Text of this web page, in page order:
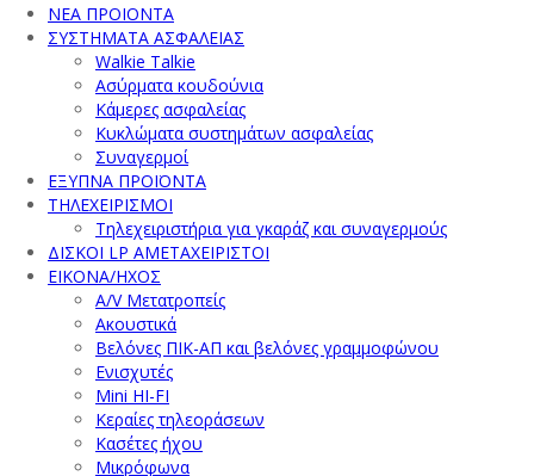
ΝΕΑ ΠΡΟΙΟΝΤΑ
ΣΥΣΤΗΜΑΤΑ ΑΣΦΑΛΕΙΑΣ
Walkie Talkie
Ασύρματα κουδούνια
Κάμερες ασφαλείας
Κυκλώματα συστημάτων ασφαλείας
Συναγερμοί
ΕΞΥΠΝΑ ΠΡΟΪΟΝΤΑ
ΤΗΛΕΧΕΙΡΙΣΜΟΙ
Τηλεχειριστήρια για γκαράζ και συναγερμούς
ΔΙΣΚΟΙ LP ΑΜΕΤΑΧΕΙΡΙΣΤΟΙ
ΕΙΚΟΝΑ/ΗΧΟΣ
A/V Μετατροπείς
Ακουστικά
Βελόνες ΠΙΚ-ΑΠ και βελόνες γραμμοφώνου
Ενισχυτές
Mini HI-FI
Κεραίες τηλεοράσεων
Κασέτες ήχου
Μικρόφωνα